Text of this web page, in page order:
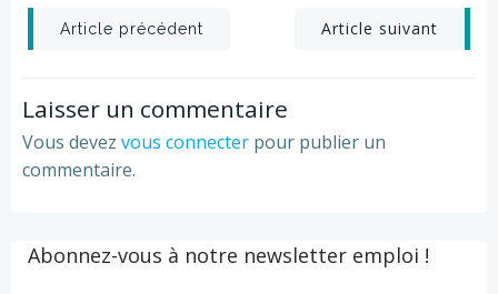
Post
navigation
Article précédent
Post
navigation
Article suivant
Laisser un commentaire
Vous devez vous connecter pour publier un
commentaire.
Abonnez-vous à notre newsletter emploi !